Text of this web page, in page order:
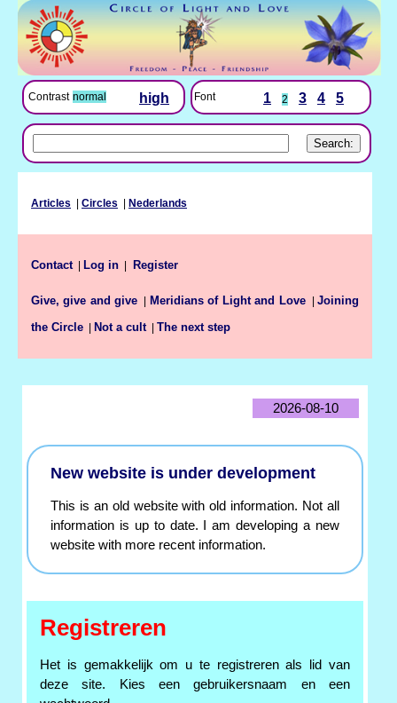
Contrast normal high Font 1 2 3 4 5
Articles Circles Nederlands
Contact| Log in Register
Give, give and give Meridians of Light and Love|Joining
the Circle
Not a cult| The next step
2026-08-10
New website is under development
This is an old website with old information. Not all
information is up to date. I am developing a new
website with more recent information.
Registreren
Het is gemakkelijk om u te registreren als lid van
deze site. Kies een gebruikersnaam en een